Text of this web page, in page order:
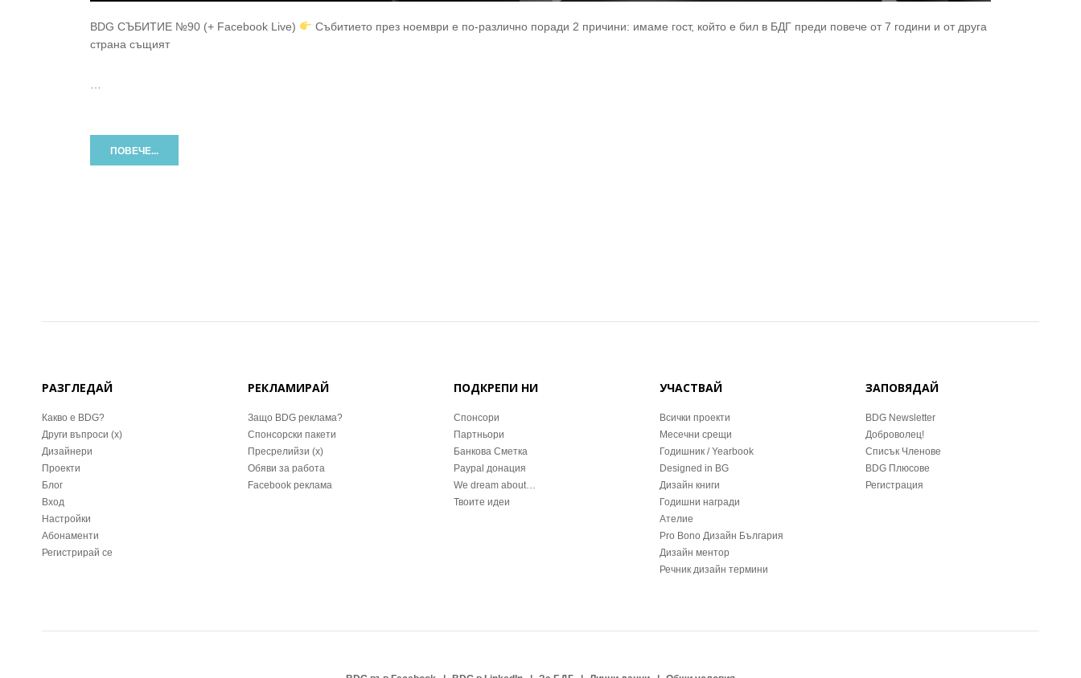
BDG СЪБИТИЕ №90 (+ Facebook Live)
Събитието през ноември e по-различно поради 2 причини: имаме гост, който е бил в БДГ преди повече от 7 години и от друга
страна същият
ПОВЕЧЕ...
РАЗГЛЕДАЙ
Какво е BDG?
Други въпроси (x)
Дизайнери
Проекти
Блог
Вход
Настройки
Абонаменти
Регистрирай се
РЕКЛАМИРАЙ
Защо BDG реклама?
Спонсорски пакети
Пресрелийзи (x)
Обяви за работа
Facebook реклама
ПОДКРЕПИ НИ
Спонсори
Партньори
Банкова Сметка
Paypal донация
We dream about…
Твоите идеи
УЧАСТВАЙ
Всички проекти
Месечни срещи
Годишник / Yearbook
Designed in BG
Дизайн книги
Годишни награди
Ателие
Pro Bono Дизайн България
Дизайн ментор
Речник дизайн термини
ЗАПОВЯДАЙ
BDG Newsletter
Доброволец!
Списък Членове
BDG Плюсове
Регистрация